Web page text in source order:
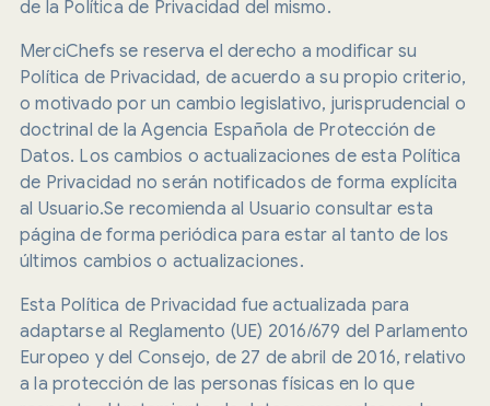
de la Política de Privacidad del mismo.
MerciChefs se reserva el derecho a modificar su
Política de Privacidad, de acuerdo a su propio criterio,
o motivado por un cambio legislativo, jurisprudencial o
doctrinal de la Agencia Española de Protección de
Datos. Los cambios o actualizaciones de esta Política
de Privacidad no serán notificados de forma explícita
al Usuario.Se recomienda al Usuario consultar esta
página de forma periódica para estar al tanto de los
últimos cambios o actualizaciones.
Esta Política de Privacidad fue actualizada para
adaptarse al Reglamento (UE) 2016/679 del Parlamento
Europeo y del Consejo, de 27 de abril de 2016, relativo
a la protección de las personas físicas en lo que